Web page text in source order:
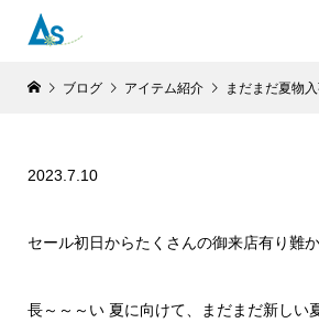
ブログ アイテム紹介 まだまだ夏物入
2023.7.10
セール初日からたくさんの御来店有り難
長～～～い 夏に向けて、まだまだ新しい